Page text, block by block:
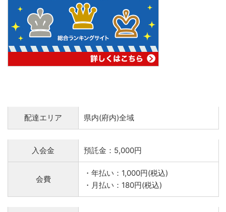
配達エリア 県内(府内)全域
入会金 預託金：5,000円
会費
・年払い：1,000円(税込)
・月払い：180円(税込)